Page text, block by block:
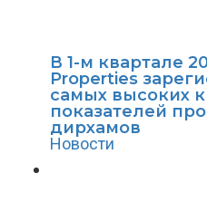
В 1-м квартале
Properties
самых высоких
показателей
дирхамов
Новости